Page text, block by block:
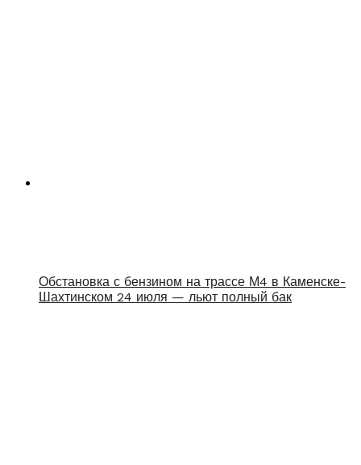
Обстановка с бензином на трассе М4 в Каменске-
Шахтинском 24 июля — льют полный бак